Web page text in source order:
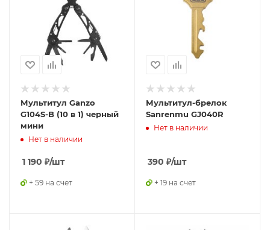
Мультитул Ganzo
G104S-B (10 в 1) черный
мини
Нет в наличии
1 190 ₽/шт
+ 59 на счет
Мультитул-брелок
Sanrenmu GJ040R
Нет в наличии
390 ₽/шт
+ 19 на счет